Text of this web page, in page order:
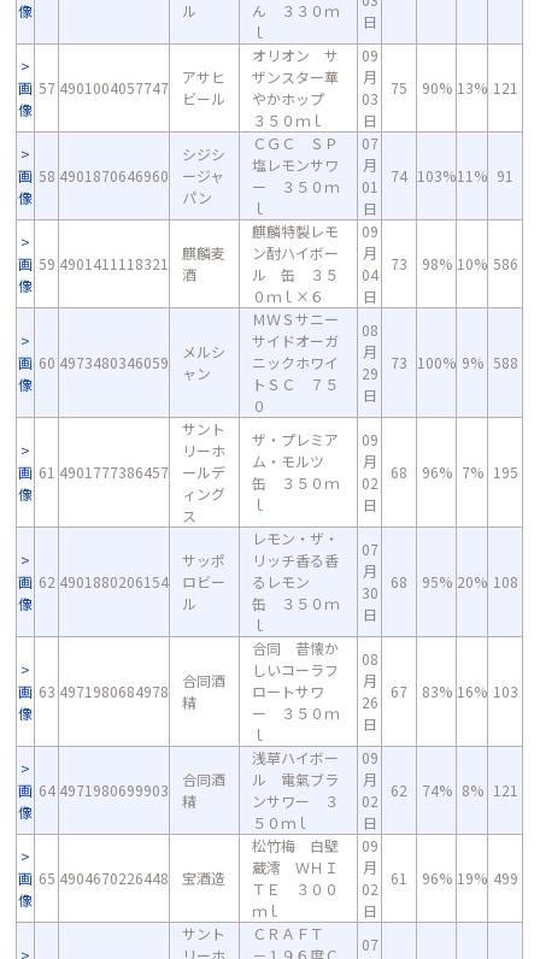
像
ル
ん ３３０ｍ
ｌ
日
画
像
57 4901004057747
アサヒ
ビール
オリオン サ
ザンスター華
やかホップ
３５０ｍｌ
09
月
03
日
75 90% 13% 121
画
像
58 4901870646960
シジシ
ージャ
パン
ＣＧＣ ＳＰ
塩レモンサワ
ー ３５０ｍ
ｌ
07
月
01
日
74 103%11% 91
画
像
59 4901411118321
麒麟麦
酒
麒麟特製レモ
ン酎ハイボー
ル 缶 ３５
０ｍｌ×６
09
月
04
日
73 98% 10% 586
画
像
60 4973480346059
メルシ
ャン
ＭＷＳサニー
サイドオーガ
ニックホワイ
トＳＣ ７５
０
08
月
29
日
73 100% 9% 588
画
像
61 4901777386457
サント
リーホ
ールデ
ィング
ス
ザ・プレミア
ム・モルツ
缶 ３５０ｍ
ｌ
09
月
02
日
68 96% 7% 195
画
像
62 4901880206154
サッポ
ロビー
ル
レモン・ザ・
リッチ香る香
るレモン
缶 ３５０ｍ
ｌ
07
月
30
日
68 95% 20% 108
画
像
63 4971980684978
合同酒
精
合同 昔懐か
しいコーラフ
ロートサワ
ー ３５０ｍ
ｌ
08
月
26
日
67 83% 16% 103
画
像
64 4971980699903
合同酒
精
浅草ハイボー
ル 電氣ブラ
ンサワー ３
５０ｍｌ
09
月
02
日
62 74% 8% 121
画
像
65 4904670226448 宝酒造
松竹梅 白壁
蔵澪 ＷＨＩ
ＴＥ ３００
ｍｌ
09
月
02
日
61 96% 19% 499
サント
リーホ
ＣＲＡＦＴ
－１９６度Ｃ
07